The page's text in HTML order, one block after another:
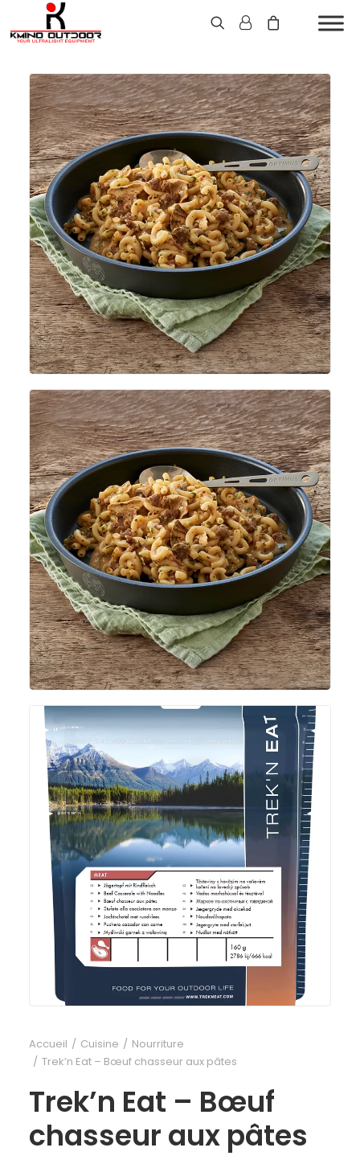
Accueil Cuisine
Nourriture
Trek’n Eat – Bœuf chasseur aux pâtes
Trek’n Eat – Bœuf
chasseur aux pâtes